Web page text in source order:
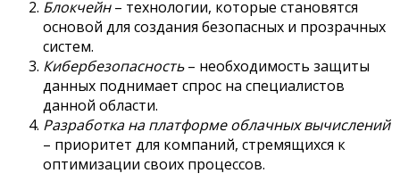
Блокчейн– технологии, которые становятся
основой для создания безопасных и прозрачных
систем.
Кибербезопасность– необходимость защиты
данных поднимает спрос на специалистов
данной области.
Разработка на платформе облачных вычислений
– приоритет для компаний, стремящихся к
оптимизации своих процессов.